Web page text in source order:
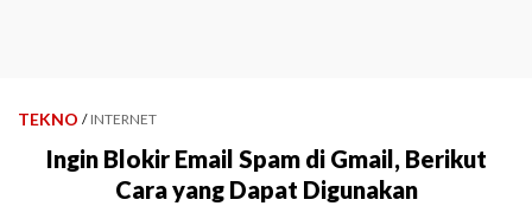
TEKNO / INTERNET
Ingin Blokir Email Spam di Gmail, Berikut
Cara yang Dapat Digunakan